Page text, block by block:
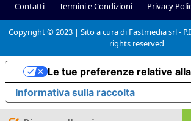
Contatti Termini e Condizioni Privacy
Copyright © 2023 | Sito a cura di Fastmedia srl -
rights reserved
Informativa sulla raccolta
Le tue preferenze relative